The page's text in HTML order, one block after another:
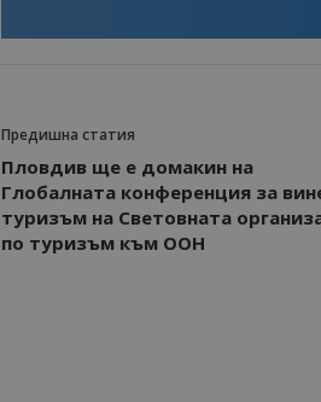
Предишна статия
Пловдив ще е домакин на
Глобалната конференция за
туризъм на Световната
по туризъм към ООН
_ga_WXPDN4HSCV
_ga_FK650GXHRZ